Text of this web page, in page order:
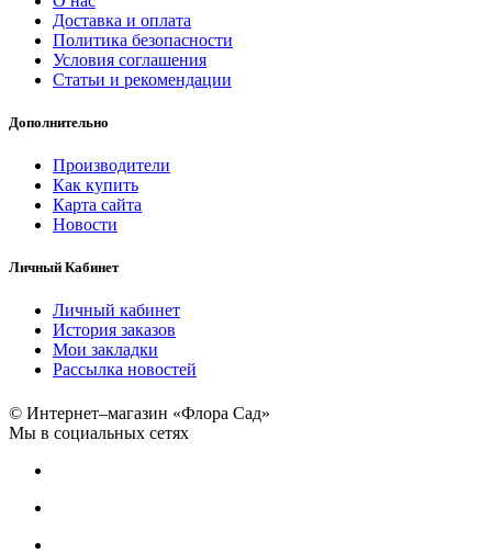
Доставка и оплата
Политика безопасности
Условия соглашения
Статьи и рекомендации
Дополнительно
Производители
Как купить
Карта сайта
Новости
Личный Кабинет
Личный кабинет
История заказов
Мои закладки
Рассылка новостей
© Интернет–магазин «Флора Сад»
Мы в социальных сетях